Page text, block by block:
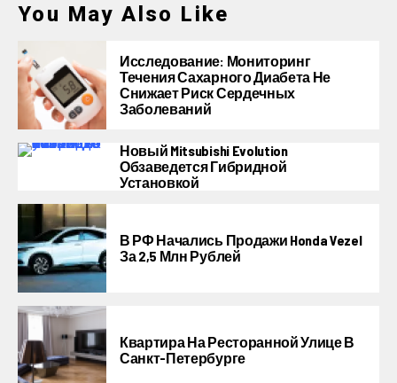
You May Also Like
Исследование: Мониторинг
Течения Сахарного Диабета Не
Снижает Риск Сердечных
Заболеваний
Новый Mitsubishi Evolution
Обзаведется Гибридной
Установкой
В РФ Начались Продажи Honda Vezel
За 2,5 Млн Рублей
Квартира На Ресторанной Улице В
Санкт-Петербурге